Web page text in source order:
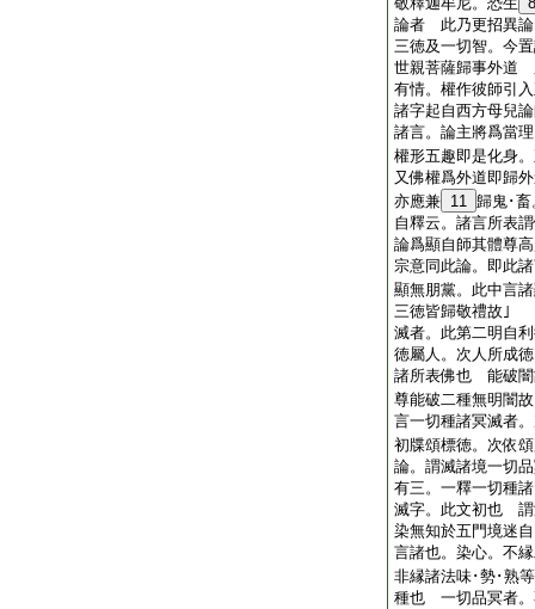
論者 此乃更招異論
三徳及一切智。今
世親菩薩歸事外道
有情。權作彼師引
諸字起自西方母兒
諸言。論主將爲當
權形五趣即是化身
又佛權爲外道即歸
亦應兼 11 歸鬼･
自釋云。諸言所表
論爲顯自師其體尊
宗意同此論。即此
顯無朋黨。此中言
三徳皆歸敬禮故｣
滅者。此第二明自
徳屬人。次人所成
諸所表佛也 能破闇
尊能破二種無明闇
言一切種諸冥滅者
初牒頌標徳。次依
論。謂滅諸境一切
有三。一釋一切種
滅字。此文初也
染無知於五門境迷
言諸也。染心。不
非縁諸法味･勢･熟等
種也 一切品冥者。